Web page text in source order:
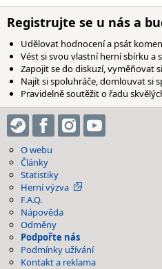
Registrujte se u nás a
Udělovat hodnocení a psát
Vést si svou vlastní herní sbírku a
Zapojit se do diskuzí, vyměňovat
Najít si spoluhráče, domlouvat si
Pravidelně soutěžit o řadu
O webu
Články
Statistiky
Herní výzva
F.A.Q.
Nápověda
Odměny
Podpořte nás
Podmínky užívání
Kontakt a reklama